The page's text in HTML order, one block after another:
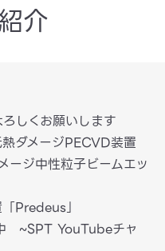
介
しくお願いします
ダメージPECVD装置
ージ中性粒子ビームエッ
Predeus」
~SPT YouTubeチャ